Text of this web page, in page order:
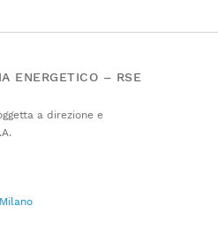
ENERGETICO – RSE
a direzione e